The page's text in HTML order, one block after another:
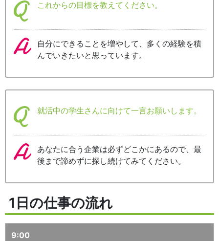
これからの目標を教えてください。
自分にできることを増やして、多くの経験を積
んでいきたいと思っています。
就活中の学生さんに向けて一言お願いします。
あなたに合う企業は必ずどこかにあるので、最
後まで諦めずに探し続けてみてください。
1日の仕事の流れ
9:00